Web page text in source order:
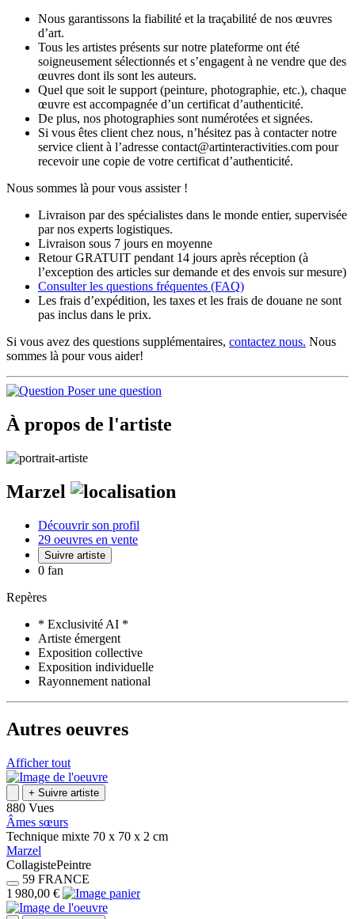
Nous garantissons la fiabilité et la traçabilité de nos œuvres
d’art.
Tous les artistes présents sur notre plateforme ont été
soigneusement sélectionnés et s’engagent à ne vendre que des
œuvres dont ils sont les auteurs.
Quel que soit le support (peinture, photographie, etc.), chaque
œuvre est accompagnée d’un certificat d’authenticité.
De plus, nos photographies sont numérotées et signées.
Si vous êtes client chez nous, n’hésitez pas à contacter notre
service client à l’adresse contact@artinteractivities.com pour
recevoir une copie de votre certificat d’authenticité.
Nous sommes là pour vous assister !
Livraison par des spécialistes dans le monde entier, supervisée
par nos experts logistiques.
Livraison sous 7 jours en moyenne
Retour GRATUIT pendant 14 jours après réception (à
l’exception des articles sur demande et des envois sur mesure)
Consulter les questions fréquentes (FAQ)
Les frais d’expédition, les taxes et les frais de douane ne sont
pas inclus dans le prix.
Si vous avez des questions supplémentaires, contactez nous. Nous
sommes là pour vous aider!
Poser une question
À propos de l'artiste
Marzel
Découvrir son profil
29 oeuvres en vente
Suivre artiste
0 fan
Repères
* Exclusivité AI *
Artiste émergent
Exposition collective
Exposition individuelle
Rayonnement national
Autres oeuvres
Afficher tout
+ Suivre artiste
880 Vues
Âmes sœurs
Technique mixte 70 x 70 x 2 cm
Marzel
CollagistePeintre
59 FRANCE
1 980,00 €